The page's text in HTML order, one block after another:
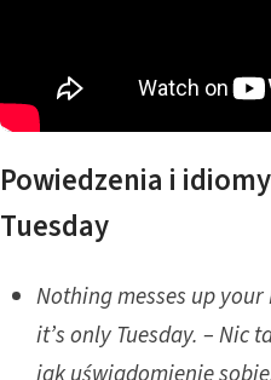
Powiedzenia i
Tuesday
Nothing messes up
it’s only Tuesday. – Nic